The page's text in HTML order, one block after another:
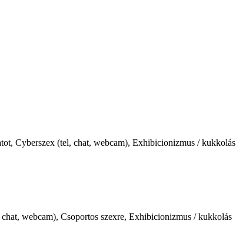
Cyberszex (tel, chat, webcam), Exhibicionizmus / kukkolás
webcam), Csoportos szexre, Exhibicionizmus / kukkolás